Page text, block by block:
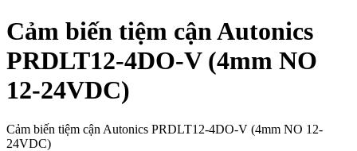
Cảm biến tiệm cận Autonics
PRDLT12-4DO-V (4mm NO
12-24VDC)
Cảm biến tiệm cận Autonics PRDLT12-4DO-V (4mm NO 12-
24VDC)